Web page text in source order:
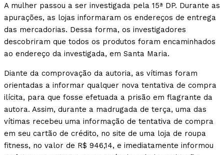
A mulher passou a ser investigada pela 15ª DP. Durante as
apurações, as lojas informaram os endereços de entrega
das mercadorias. Dessa forma, os investigadores
descobriram que todos os produtos foram encaminhados
ao endereço da investigada, em Santa Maria.
Diante da comprovação da autoria, as vítimas foram
orientadas a informar qualquer nova tentativa de compra
ilícita, para que fosse efetuada a prisão em flagrante da
autora. Assim, durante a madrugada de terça, uma das
vítimas recebeu uma informação de tentativa de compra
em seu cartão de crédito, no site de uma loja de roupa
fitness, no valor de R$ 946,14, e imediatamente informou